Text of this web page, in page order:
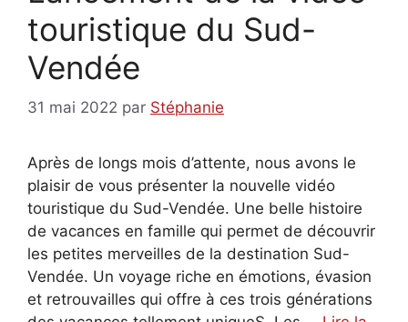
touristique du Sud-
Vendée
31 mai 2022 par Stéphanie
Après de longs mois d’attente, nous avons le
plaisir de vous présenter la nouvelle vidéo
touristique du Sud-Vendée. Une belle histoire
de vacances en famille qui permet de découvrir
les petites merveilles de la destination Sud-
Vendée. Un voyage riche en émotions, évasion
et retrouvailles qui offre à ces trois générations